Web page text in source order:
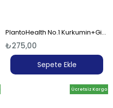
PlantoHealth No.1 Kurkumin+Ginger Shot
₺275,00
Sepete Ekle
Ücretsiz Kargo